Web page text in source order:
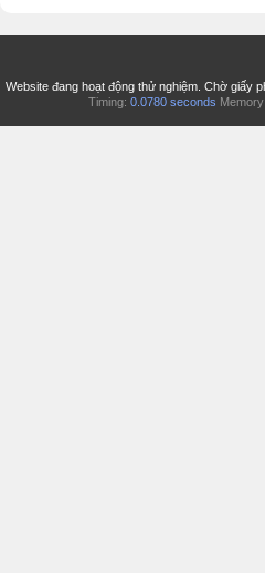
Website đang hoạt động thử nghiệm. Chờ giấy
Timing: 0.0780 seconds Memory: